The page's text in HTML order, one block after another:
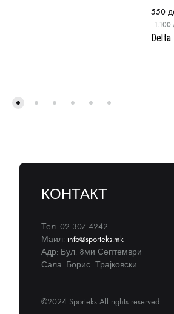
Delta
550
1.100
КОНТАКТ
Тел: 02 307 4242
Маил: info@sporteks.mk
Адр: Бул. 8ми Септември
Сала: Борис Трајковски
©2024 Sporteks All rights reserved